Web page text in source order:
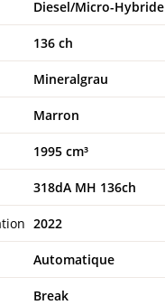
Diesel/Micro-Hybride
136 ch
Mineralgrau
Marron
1995 cm³
318dA MH 136ch
2022
Automatique
Break